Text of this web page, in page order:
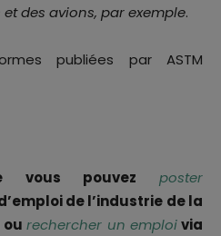
des avions, par exemple.
publiées par ASTM
vous pouvez poster
de l’industrie de la
ourechercher un emploivia